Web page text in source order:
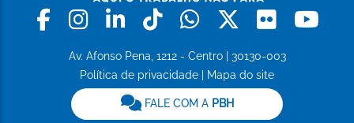
Facebook
Instagram
LinkedinTiktokWhatsapp
X Flickr
Av. Afonso Pena, 1212 - Centro | 30130-003
Política de privacidade
Mapa do site
FALE COM A PBH